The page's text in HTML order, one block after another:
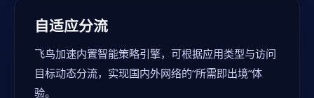
自适应分流
飞鸟加速内置智能策略引擎，可根据应用类型与访问
目标动态分流，实现国内外网络的“所需即出境”体
验。